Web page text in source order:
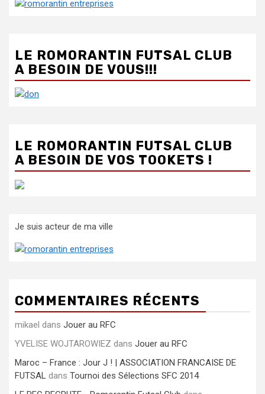
LE ROMORANTIN FUTSAL CLUB
A BESOIN DE VOUS!!!
LE ROMORANTIN FUTSAL CLUB
A BESOIN DE VOS TOOKETS !
Je suis acteur de ma ville
COMMENTAIRES RÉCENTS
mikael dans Jouer au RFC
YVELISE WOJTAROWIEZ dans Jouer au RFC
Maroc – France : Jour J ! | ASSOCIATION FRANCAISE DE
FUTSAL dans Tournoi des Sélections SFC 2014